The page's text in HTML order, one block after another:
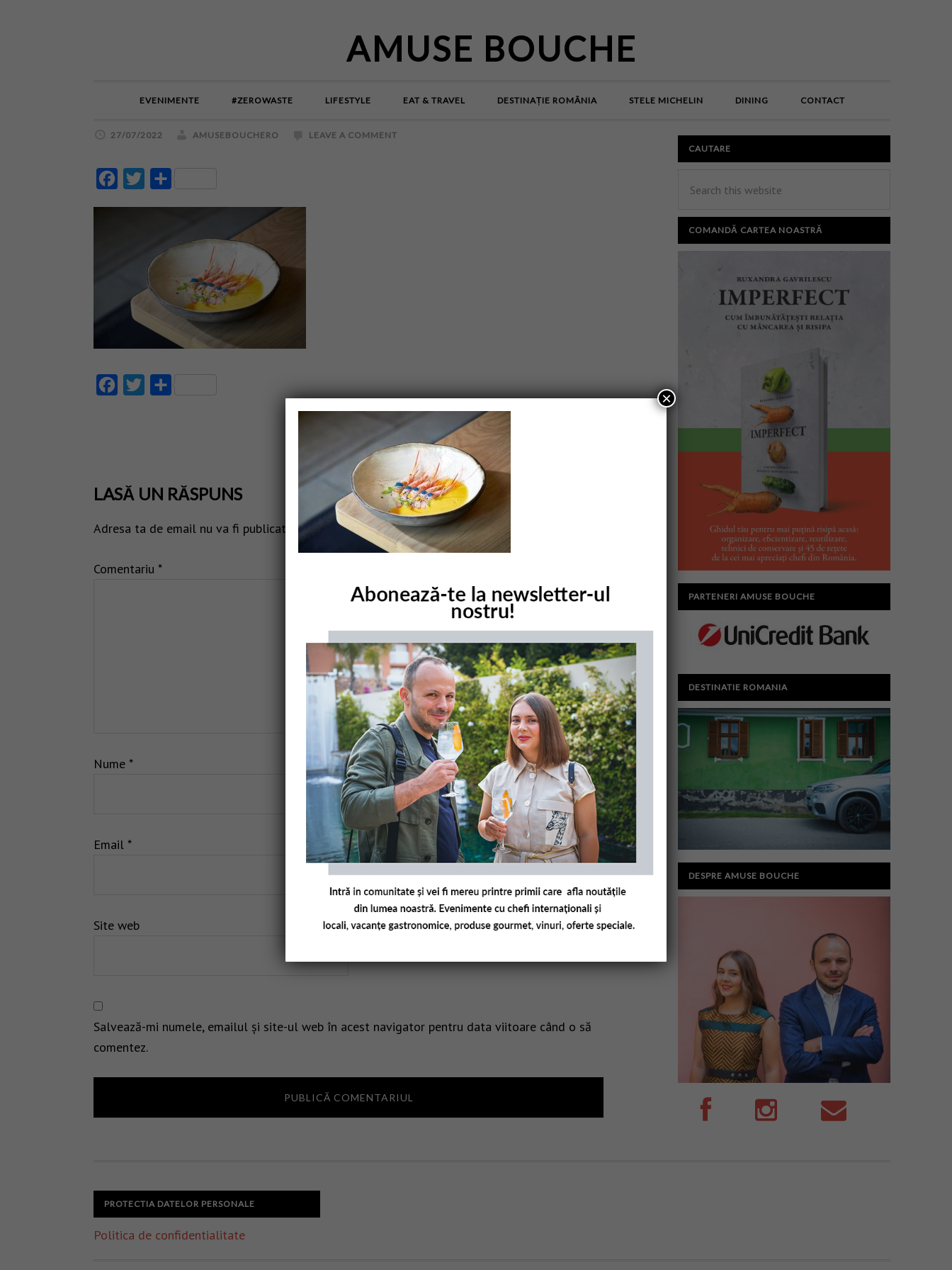
AMUSE BOUCHE
EVENIMENTE #ZEROWASTE LIFESTYLE EAT & TRAVEL DESTINAȚIE ROMÂNIA STELE MICHELIN DINING CONTACT
27/07/2022 AMUSEBOUCHERO LEAVE A COMMENT
FacebookTwitter
FacebookTwitter
LASĂ UN RĂSPUNS
Adresa ta de email nu va fi publicată. Câmpurile obligatorii sunt marcate cu *
Comentariu *
Nume *
Email *
Site web
Salvează-mi numele, emailul și site-ul web în acest navigator pentru data viitoare când o să
comentez.
CAUTARE
COMANDĂ CARTEA NOASTRĂ
PARTENERI AMUSE BOUCHE
DESTINATIE ROMANIA
DESPRE AMUSE BOUCHE
PROTECTIA DATELOR PERSONALE
Politica de confidentialitate
×